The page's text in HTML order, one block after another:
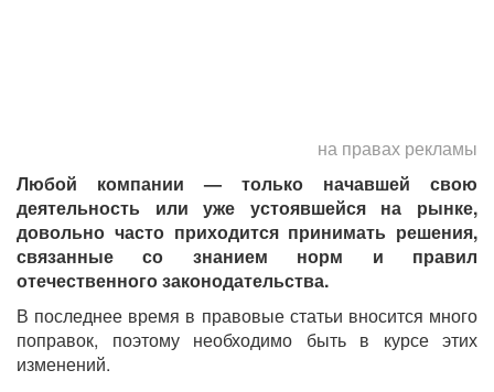
на правах рекламы
Любой компании — только начавшей свою
деятельность или уже устоявшейся на рынке,
довольно часто приходится принимать решения,
связанные со знанием норм и правил
отечественного законодательства.
В последнее время в правовые статьи вносится много
поправок, поэтому необходимо быть в курсе этих
изменений.